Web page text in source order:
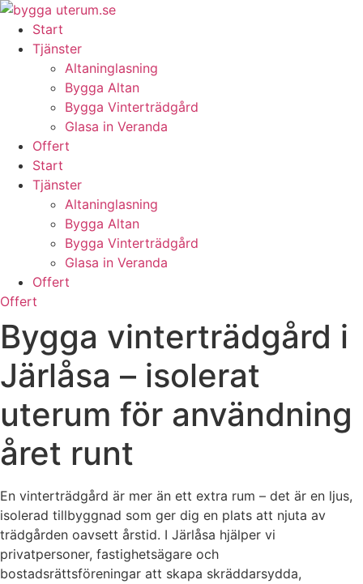
Skip
content
Start
Tjänster
Altaninglasning
Bygga Altan
Bygga Vinterträdgård
Glasa in Veranda
Offert
Start
Tjänster
Altaninglasning
Bygga Altan
Bygga Vinterträdgård
Glasa in Veranda
Offert
Offert
Bygga vinterträdgård i
Järlåsa – isolerat
uterum för användning
året runt
En vinterträdgård är mer än ett extra rum – det är en ljus,
isolerad tillbyggnad som ger dig en plats att njuta av
trädgården oavsett årstid. I Järlåsa hjälper vi
privatpersoner, fastighetsägare och
bostadsrättsföreningar att skapa skräddarsydda,